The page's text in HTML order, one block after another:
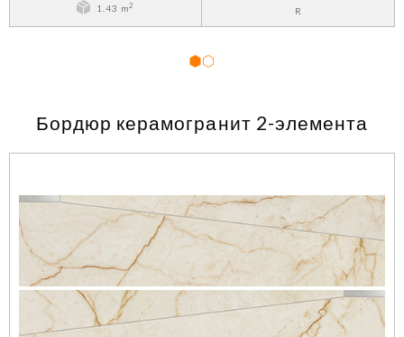
1.43 m2 R
Бордюр керамогранит 2-элемента